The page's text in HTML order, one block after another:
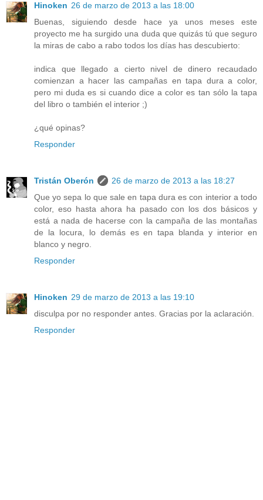
Hinoken 26 de marzo de 2013 a las 18:00
Buenas, siguiendo desde hace ya unos meses este
proyecto me ha surgido una duda que quizás tú que seguro
la miras de cabo a rabo todos los días has descubierto:
indica que llegado a cierto nivel de dinero recaudado
comienzan a hacer las campañas en tapa dura a color,
pero mi duda es si cuando dice a color es tan sólo la tapa
del libro o también el interior ;)
¿qué opinas?
Responder
Tristán Oberón
26 de marzo de 2013 a las 18:27
Que yo sepa lo que sale en tapa dura es con interior a todo
color, eso hasta ahora ha pasado con los dos básicos y
está a nada de hacerse con la campaña de las montañas
de la locura, lo demás es en tapa blanda y interior en
blanco y negro.
Responder
Hinoken 29 de marzo de 2013 a las 19:10
disculpa por no responder antes. Gracias por la aclaración.
Responder